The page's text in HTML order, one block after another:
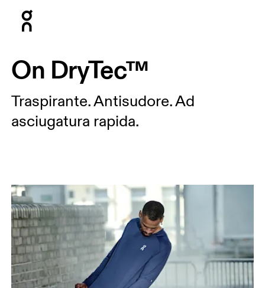
On DryTec™
Traspirante. Antisudore. Ad
asciugatura rapida.